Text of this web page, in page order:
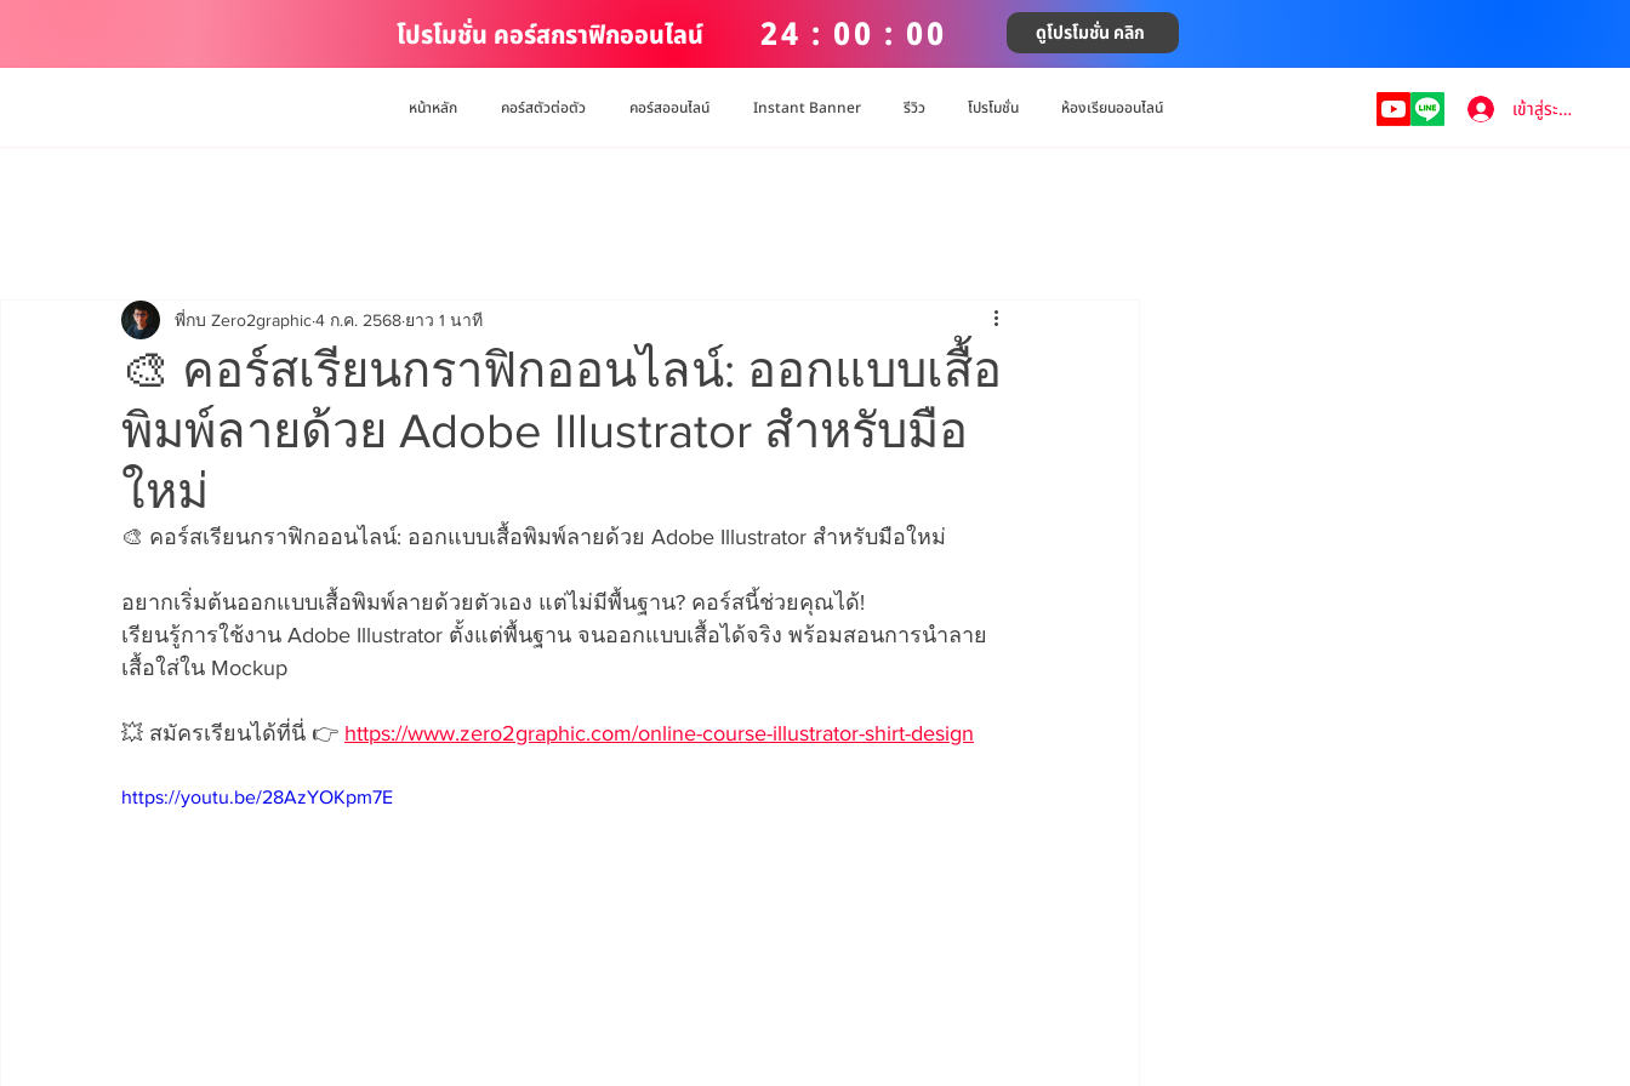
โปรโมชั่น คอร์สกราฟิกออนไลน์ 24 : 00 : 00 ดูโปรโมชั่น คลิก
หน้าหลัก คอร์สตัวต่อตัว คอร์สออนไลน์ Instant Banner รีวิว โปรโมชั่น ห้องเรียนออนไลน์ เข้าสู่ระบบ
🎨 คอร์สเรียนกราฟิกออนไลน์: ออกแบบเสื้อ
พิมพ์ลายด้วย Adobe Illustrator สำหรับมือ
ใหม่
พี่กบ Zero2graphic4 ก.ค. 2568 ยาว 1 นาที
🎨 คอร์สเรียนกราฟิกออนไลน์: ออกแบบเสื้อพิมพ์ลายด้วย Adobe Illustrator สำหรับมือใหม่
อยากเริ่มต้นออกแบบเสื้อพิมพ์ลายด้วยตัวเอง แต่ไม่มีพื้นฐาน? คอร์สนี้ช่วยคุณได้!
เรียนรู้การใช้งาน Adobe Illustrator ตั้งแต่พื้นฐาน จนออกแบบเสื้อได้จริง พร้อมสอนการนำลาย
เสื้อใส่ใน Mockup
💥 สมัครเรียนได้ที่นี่ 👉 https://www.zero2graphic.com/online-course-illustrator-shirt-design
https://youtu.be/28AzYOKpm7E